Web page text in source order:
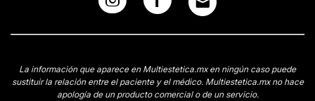
La información que aparece en Multiestetica.mx en ningún caso puede
sustituir la relación entre el paciente y el médico. Multiestetica.mx no hace
apología de un producto comercial o de un servicio.